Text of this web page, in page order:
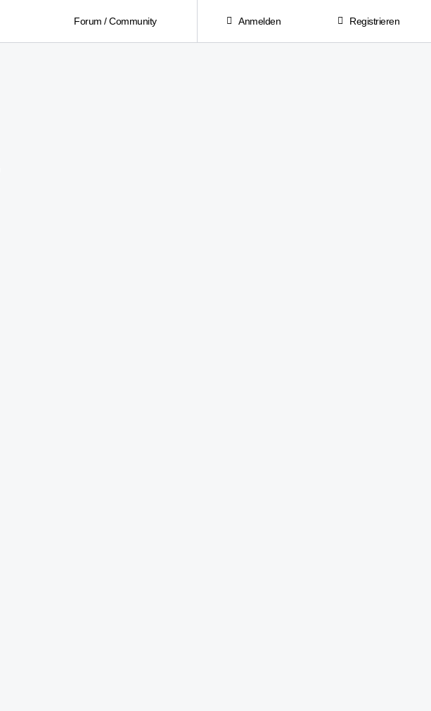
Forum / Community Anmelden Registrieren